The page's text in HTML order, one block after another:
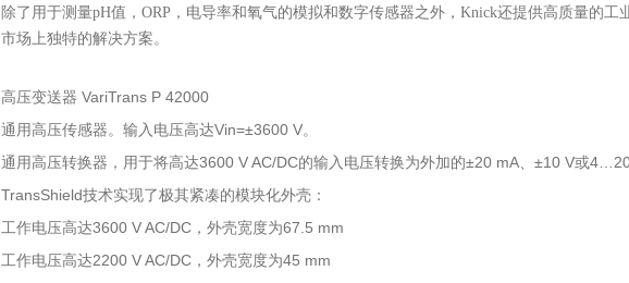
除了用于测量pH值，ORP，电导率和氧气的模拟和数字传感器之外，Knick还提供高质量的
市场上独特的解决方案。
高压变送器 VariTrans P 42000
通用高压传感器。输入电压高达Vin=±3600 V。
通用高压转换器，用于将高达3600 V AC/DC的输入电压转换为外加的±20 mA、 ±10 V或
TransShield技术实现了极其紧凑的模块化外壳：
工作电压高达3600 V AC/DC ，外壳宽度为67.5 mm
工作电压高达2200 V AC/DC ，外壳宽度为45 mm